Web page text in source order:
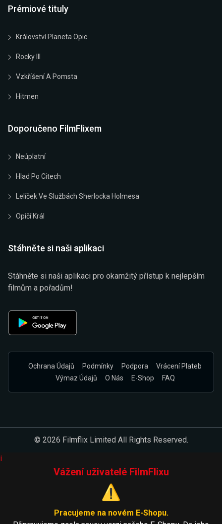
Prémiové tituly
Království Planeta Opic
Rocky III
Vzkříšení A Pomsta
Hitmen
Doporučeno FilmFlixem
Neúplatní
Hlad Po Citech
Lelíček Ve Službách Sherlocka Holmesa
Opičí Král
Stáhněte si naši aplikaci
Stáhněte si naši aplikaci pro okamžitý přístup k nejlepším
filmům a pořadům!
Ochrana Údajů Podmínky Podpora
Vrácení Plateb
Výmaz Údajů
O Nás E-Shop FAQ
© 2026 Filmflix Limited All Rights Reserved.
i
Vážení uživatelé FilmFlixu
⚠️
Pracujeme na novém E-Shopu.